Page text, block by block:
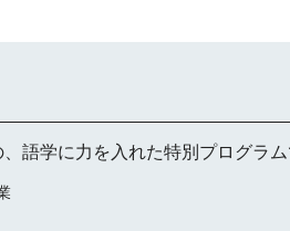
語学に力を入れた特別プログラム